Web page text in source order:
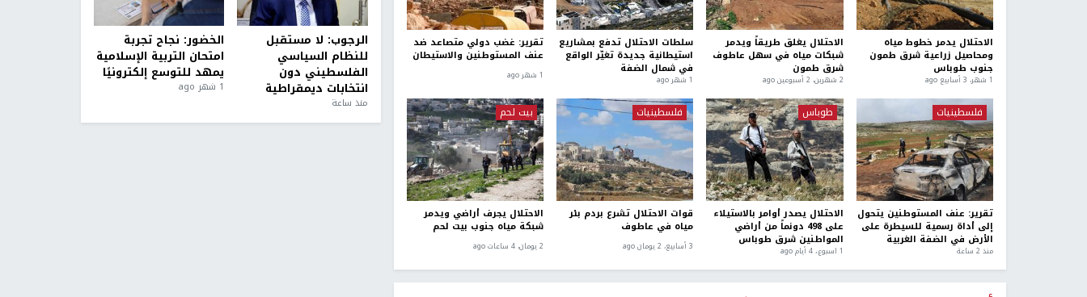
الاحتلال يدمر خطوط مياه
ومحاصيل زراعية شرق طمون
جنوب طوباس
1 شهر، 3 أسابيع ago
الاحتلال يغلق طريقاً ويدمر
شبكات مياه في سهل عاطوف
شرق طمون
2 شهرين، 2 أسبوعين ago
سلطات الاحتلال تدفع بمشاريع
استيطانية جديدة تغيّر الواقع
في شمال الضفة
1 شهر ago
تقرير: غضب دولي متصاعد ضد
عنف المستوطنين والاستيطان
1 شهر ago
فلسطينيات
تقرير: عنف المستوطنين يتحول
إلى أداة رسمية للسيطرة على
الأرض في الضفة الغربية
منذ 2 ساعة
طوباس
الاحتلال يصدر أوامر بالاستيلاء
على 498 دونماً من أراضي
المواطنين شرق طوباس
1 اسبوع.، 4 أيام ago
فلسطينيات
قوات الاحتلال تشرع بردم بئر
مياه في عاطوف
3 أسابيع، 2 يومان ago
بيت لحم
الاحتلال يجرف أراضي ويدمر
شبكة مياه جنوب بيت لحم
2 يومان، 4 ساعات ago
الرجوب: لا مستقبل
للنظام السياسي
الفلسطيني دون
انتخابات ديمقراطية
منذ ساعة
الخضور: نجاح تجربة
امتحان التربية الإسلامية
يمهد للتوسع إلكترونيًا
1 شهر ago